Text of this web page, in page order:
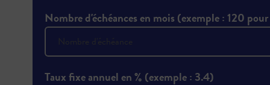
Nombre d'échéances en mois (exemple : 120
Taux fixe annuel en % (exemple : 3.4)